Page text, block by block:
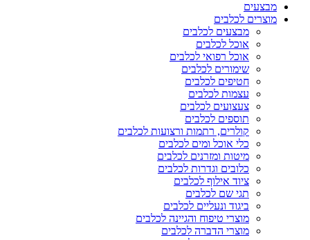
מבצעים
מוצרים לכלבים
מבצעים לכלבים
אוכל לכלבים
אוכל רפואי לכלבים
שימורים לכלבים
חטיפים לכלבים
עצמות לכלבים
צעצועים לכלבים
תוספים לכלבים
קולרים, רתמות ורצועות לכלבים
כלי אוכל ומים לכלבים
מיטות ומזרנים לכלבים
כלובים וגדרות לכלבים
ציוד אילוף לכלבים
תגי שם לכלבים
ביגוד ונעליים לכלבים
מוצרי טיפוח והגיינה לכלבים
מוצרי הדברה לכלבים